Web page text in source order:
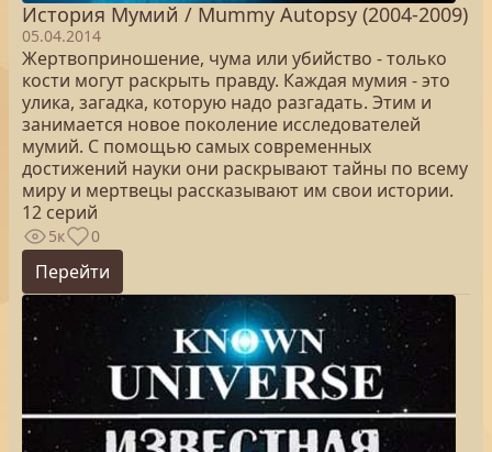
История Мумий / Mummy Autopsy (2004-2009)
05.04.2014
Жертвоприношение, чума или убийство - только
кости могут раскрыть правду. Каждая мумия - это
улика, загадка, которую надо разгадать. Этим и
занимается новое поколение исследователей
мумий. С помощью самых современных
достижений науки они раскрывают тайны по всему
миру и мертвецы рассказывают им свои истории.
12 серий
5к 0
Перейти